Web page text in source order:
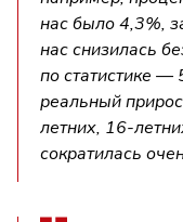
нас было 4,3%,
нас снизилась
по статистике
реальный
летних, 16-
сократилась